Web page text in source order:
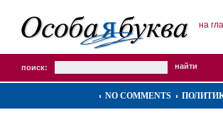
на
поиск:
NO COMMENTS